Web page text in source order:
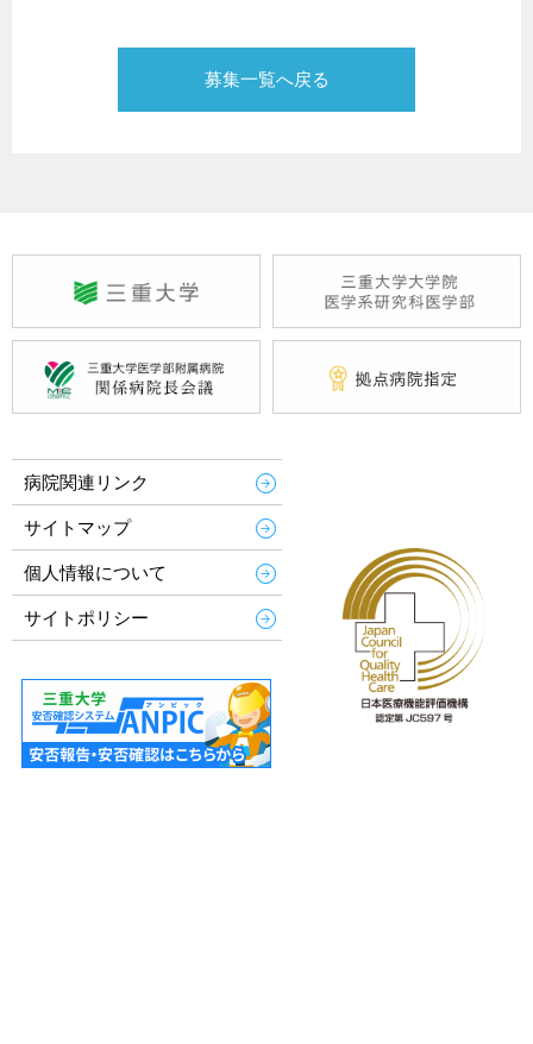
募集一覧へ戻る
病院関連リンク
サイトマップ
個人情報について
サイトポリシー